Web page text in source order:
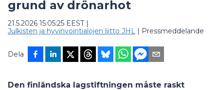
grund av drönarhot
21.5.2026 15:05:25 EEST|
Julkisten ja hyvinvointialojen liitto JHL | Pressmeddelande
Dela
Den finländska lagstiftningen måste raskt